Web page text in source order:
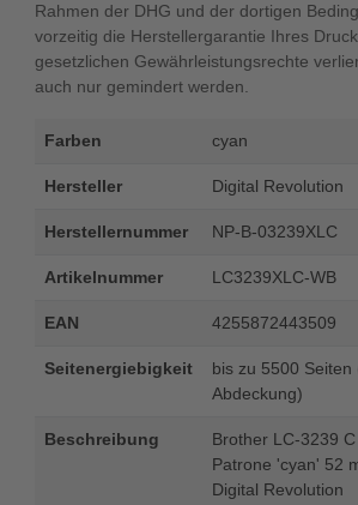
Rahmen der DHG und der dortigen
vorzeitig die Herstellergarantie Ihres
gesetzlichen Gewährleistungsrechte
auch nur gemindert werden.
Farben cyan
Hersteller Digital Revolution
Herstellernummer NP-B-03239XLC
Artikelnummer LC3239XLC-WB
EAN 4255872443509
Seitenergiebigkeit
bis zu 5500 Seiten
Abdeckung)
Beschreibung
Brother LC-3239
Patrone 'cyan' 52
Digital Revolution